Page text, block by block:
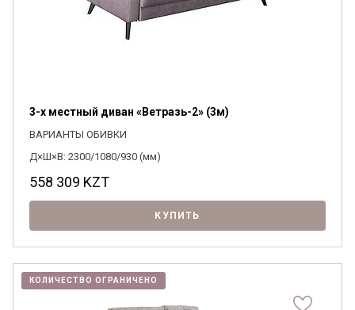
3-х местный диван «Ветразь-2» (3м)
ВАРИАНТЫ ОБИВКИ
Д×Ш×В: 2300/1080/930 (мм)
558 309 KZT
КУПИТЬ
КОЛИЧЕСТВО ОГРАНИЧЕНО